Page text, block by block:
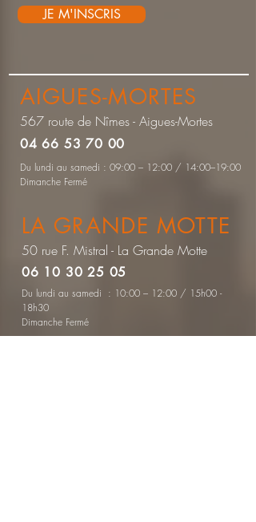
JE M'INSCRIS
AIGUES-MORTES
567 route de Nîmes - Aigues-Mortes
04 66 53 70 00
Du lundi au samedi : 09:00 – 12:00 / 14:00–19:00
Dimanche Fermé
LA GRANDE MOTTE
50 rue F. Mistral - La Grande Motte
06 10 30 25 05
Du lundi au samedi : 10:00 – 12:00 / 15h00 -
18h30
Dimanche Fermé